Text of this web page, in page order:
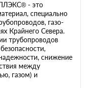
- это
специально
газо-
Крайнего Севера.
трубопроводов
снижение
между
газом) и